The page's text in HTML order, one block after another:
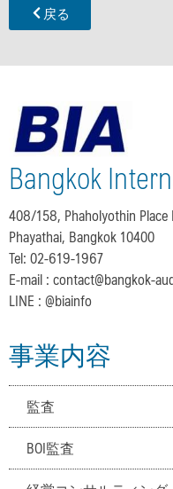
戻る
Bangkok
408/158, Phaholyothin
Phayathai, Bangkok 10400
Tel: 02-619-1967
E-mail :contact@bangkok-
LINE : @biainfo
事業内容
監査
BOI監査